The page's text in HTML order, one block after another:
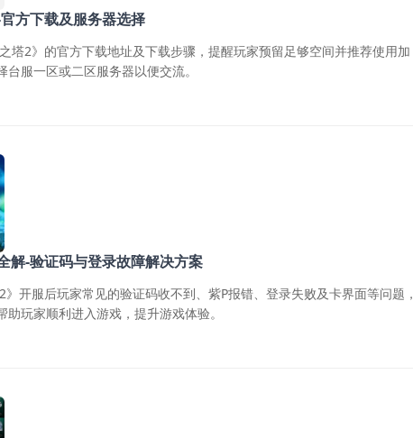
方下载及服务器选择
塔2》的官方下载地址及下载步骤，提醒玩家预留足够空间并推荐使用加
服一区或二区服务器以便交流。
解-验证码与登录故障解决方案
开服后玩家常见的验证码收不到、紫P报错、登录失败及卡界面等问题，
玩家顺利进入游戏，提升游戏体验。